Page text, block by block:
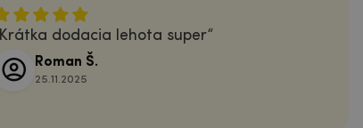
Krátka dodacia lehota super
Roman Š.
25.11.2025